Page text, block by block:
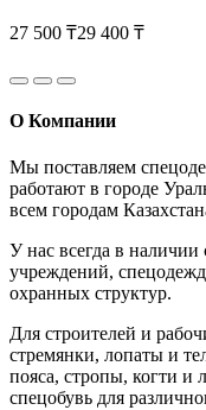
27 500 ₸29 400 ₸
О Компании
Мы поставляем
работают в городе
всем городам
У нас всегда в
учреждений,
охранных структур.
Для строителей и
стремянки, лопаты и
пояса, стропы, когти и
спецобувь для